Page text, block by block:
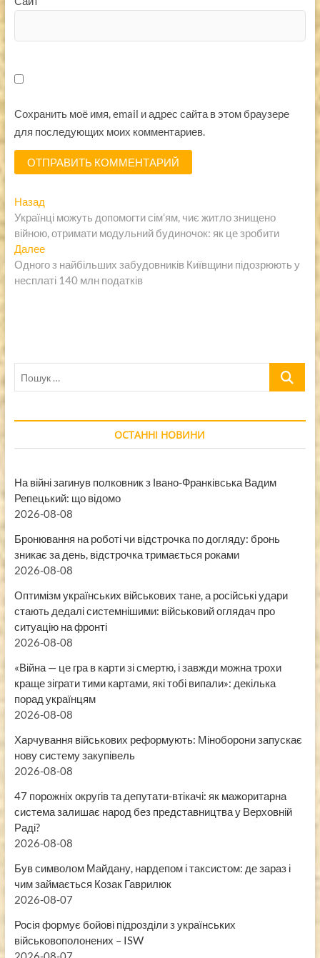
Сохранить моё имя, email и адрес сайта в этом браузере
для последующих моих комментариев.
Навигация
по
записям
НазадПредыдущая
запись:
Українці можуть допомогти сім’ям, чиє житло знищено
війною, отримати модульний будиночок: як це зробити
ДалееСледующая
запись:
Одного з найбільших забудовників Київщини підозрюють у
несплаті 140 млн податків
Пошук
ОСТАННІ НОВИНИ
На війні загинув полковник з Івано-Франківська Вадим
Репецький: що відомо
2026-08-08
Бронювання на роботі чи відстрочка по догляду: бронь
зникає за день, відстрочка тримається роками
2026-08-08
Оптимізм українських військових тане, а російські удари
стають дедалі системнішими: військовий оглядач про
ситуацію на фронті
2026-08-08
«Війна — це гра в карти зі смертю, і завжди можна трохи
краще зіграти тими картами, які тобі випали»: декілька
порад українцям
2026-08-08
Харчування військових реформують: Міноборони запускає
нову систему закупівель
2026-08-08
47 порожніх округів та депутати-втікачі: як мажоритарна
система залишає народ без представництва у Верховній
Раді?
2026-08-08
Був символом Майдану, нардепом і таксистом: де зараз і
чим займається Козак Гаврилюк
2026-08-07
Росія формує бойові підрозділи з українських
військовополонених – ISW